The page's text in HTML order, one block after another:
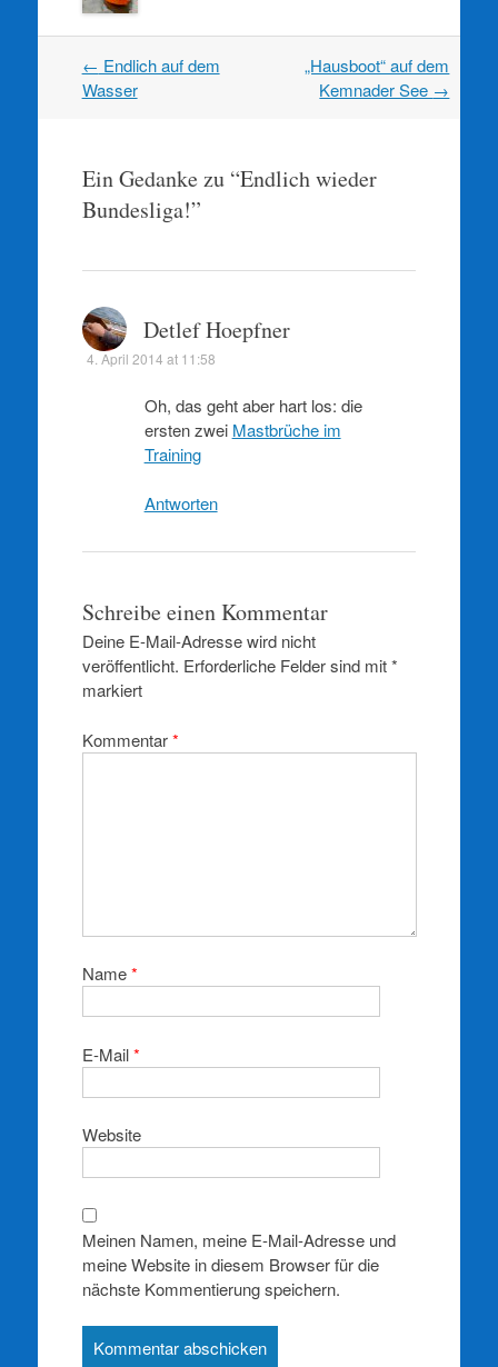
Artikel
Navigation
← Endlich auf dem
Wasser
„Hausboot“ auf dem
Kemnader See →
Ein Gedanke zu “Endlich wieder
Bundesliga!”
Detlef Hoepfner
4. April 2014 at 11:58
Oh, das geht aber hart los: die
ersten zwei Mastbrüche im
Training
Antworten
Schreibe einen Kommentar
Deine E-Mail-Adresse wird nicht
veröffentlicht. Erforderliche Felder sind mit*
markiert
Kommentar*
Name*
E-Mail*
Website
Meinen Namen, meine E-Mail-Adresse und
meine Website in diesem Browser für die
nächste Kommentierung speichern.